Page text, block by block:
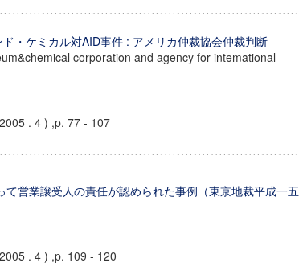
・ケミカル対AID事件 : アメリカ仲裁協会仲裁判断
corporation and agency for intemational
. 4 ) ,p. 77 - 107
て営業譲受人の責任が認められた事例（東京地裁平成一五
. 4 ) ,p. 109 - 120